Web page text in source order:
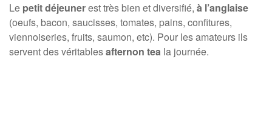
Le petit déjeunerest très bien et diversifié, à l’anglaise
(oeufs, bacon, saucisses, tomates, pains, confitures,
viennoiseries, fruits, saumon, etc). Pour les amateurs ils
servent des véritablesafternon tea la journée.